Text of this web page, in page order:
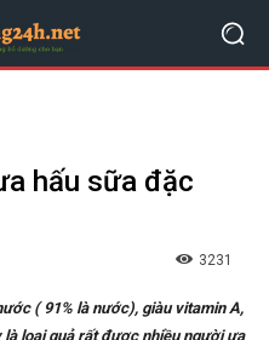
hấu sữa đặc
3231
( 91% là nước), giàu vitamin A,
loại quả rất được nhiều người ưa